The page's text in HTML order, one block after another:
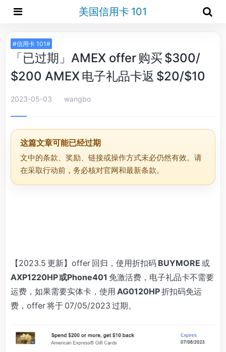
美国信用卡 101
#信用卡 101#
「已过期」AMEX offer 购买 $300/
$200 AMEX 电子礼品卡返 $20/$10
2023-05-03 wangbo
这篇文章可能已经过期
文中的条款、奖励、链接或操作方式未必仍然有效。请
在采取行动前，务必核对官网和最新条款。
【2023.5 更新】offer 回归，使用折扣码 BUYMORE 或
AXP1220HP 或Phone401 免激活费，电子礼品卡不需要
运费，如果需要实体卡，使用 AG0120HP折扣码免运
费，offer 将于 07/05/2023 过期。